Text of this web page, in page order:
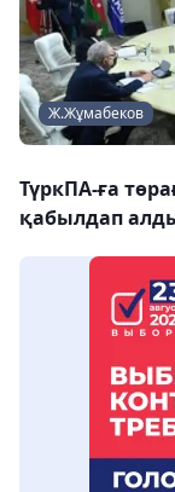
Ж.Жұмабеков
ТүркПА-ға
қабылдап